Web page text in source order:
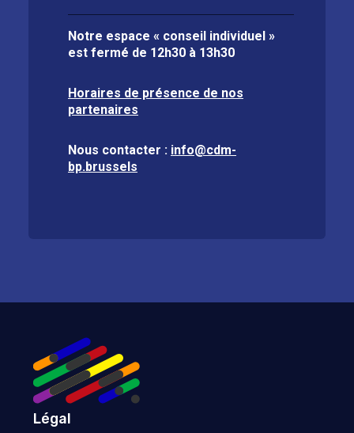
Notre espace « conseil individuel »
est fermé de 12h30 à 13h30
Horaires de présence de nos
partenaires
Nous contacter : info@cdm-
bp.brussels
Légal